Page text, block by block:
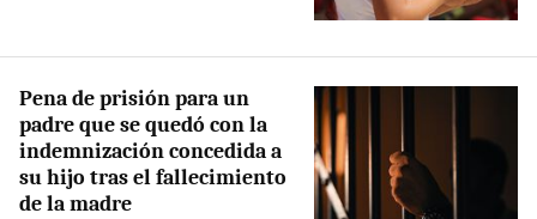
Pena de prisión para un
padre que se quedó con la
indemnización concedida a
su hijo tras el fallecimiento
de la madre